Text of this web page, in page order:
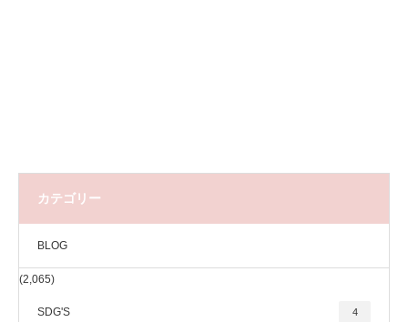
カテゴリー
BLOG
(2,065)
SDG'S 4